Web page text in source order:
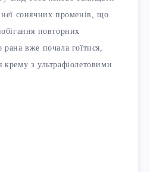
сонячних променів, що
повторних
вже почала гоїтися,
крему з ультрафіолетовими